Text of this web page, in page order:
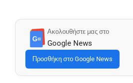
G≡
Ακολουθήστε μας στο
Google News
Προσθήκη στο Google News